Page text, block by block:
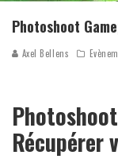
Photoshoot
Axel Bellens
Récupérer